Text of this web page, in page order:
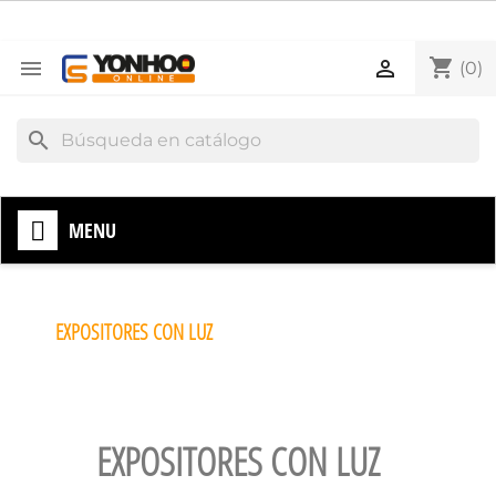
 shopping_cart (0)

search
MENU
EXPOSITORES CON LUZ
EXPOSITORES CON LUZ